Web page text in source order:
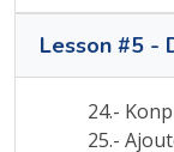
Lesson #5 -
24.-
25.-